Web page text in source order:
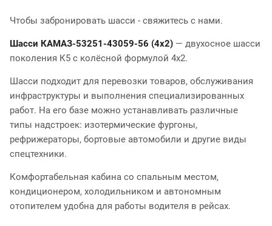
Чтобы забронировать шасси - свяжитесь с нами.
Шасси КАМАЗ-53251-43059-56 (4x2) — двухосное шасси
поколения К5 с колёсной формулой 4x2.
Шасси подходит для перевозки товаров, обслуживания
инфраструктуры и выполнения специализированных
работ. На его базе можно устанавливать различные
типы надстроек: изотермические фургоны,
рефрижераторы, бортовые автомобили и другие виды
спецтехники.
Комфортабельная кабина со спальным местом,
кондиционером, холодильником и автономным
отопителем удобна для работы водителя в рейсах.